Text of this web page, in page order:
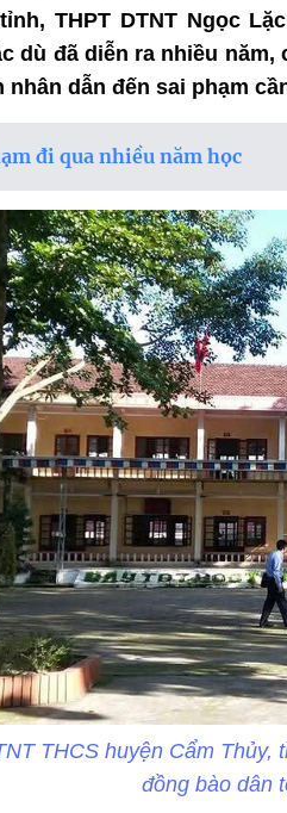
THPT DTNT Ngọc
dù đã diễn ra nhiều
nhân dẫn đến sai phạm
đi qua nhiều năm học
THCS huyện Cẩm
đồng bào dân